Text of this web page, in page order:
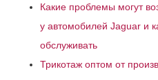
Какие проблемы могут
у автомобилей Jaguar и
обслуживать
Трикотаж оптом от